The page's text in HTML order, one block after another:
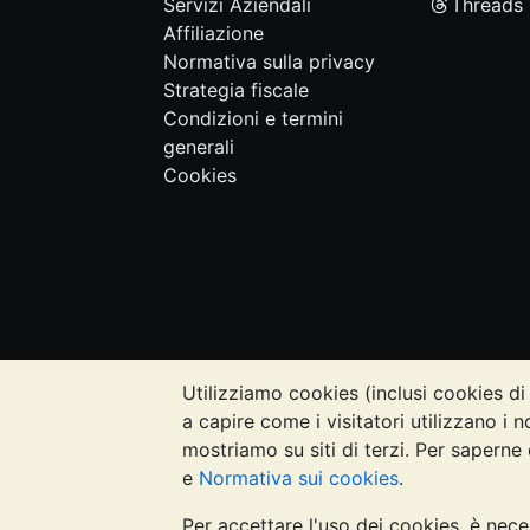
Utilizziamo cookies (inclusi cookies
a capire come i visitatori utilizzano i
mostriamo su siti di terzi. Per
e Normativa sui cookies.
Per accettare l'uso dei cookies, è
Servizi Aziendali
Affiliazione
Normativa sulla privacy
Strategia fiscale
Condizioni e termini
generali
Cookies
Threads
NOTA BENE: Il valore dei metalli
quanto contenuto nei siti web di
rivolgersi a un professionista per